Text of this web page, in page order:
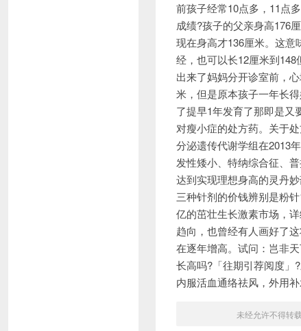
前孩子经常10点多，11点
成绩?孩子的父亲身高176
现在身高才136厘米。这意
经，也可以长12厘米到
出来了妈妈分开诊室前，
米，但是原本孩子一年长
了提早1年发育了那即是又
对瘦小症的处方药。关于
分泌遗传代谢学组在2013
发性矮小、特纳综合征、
达到实现理想身高的灵丹
三种针剂的价钱辨别是粉
亿的茁壮生长激素市场，
趋向，也曾经有人画好了
在逐年增高。试问：岂非
长高吗?「往期引荐阅度」
内服活血通络祛风，外用
未经允许不得转